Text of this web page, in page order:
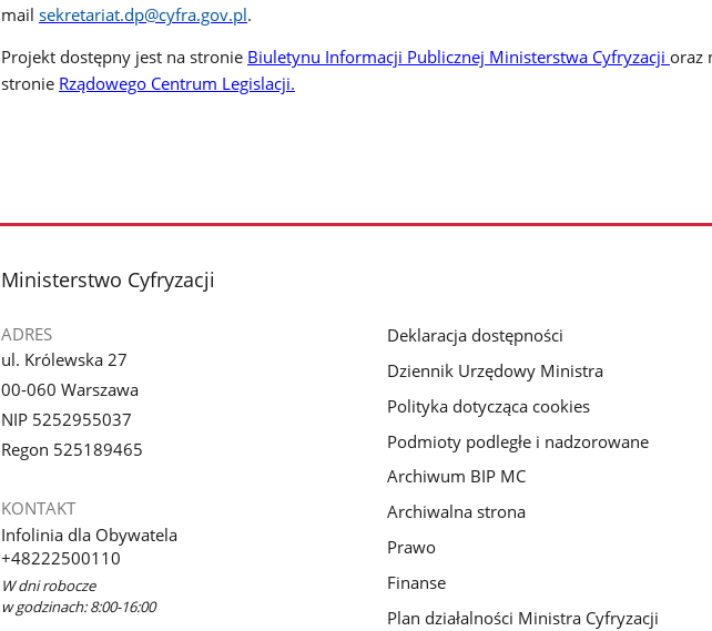
mail sekretariat.dp@cyfra.gov.pl.
Projekt dostępny jest na stronie Biuletynu Informacji Publicznej Ministerstwa Cyfryzacji oraz
stronie Rządowego Centrum Legislacji.
stopka
Ministerstwo Cyfryzacji
ADRES
ul. Królewska 27
00-060 Warszawa
NIP 5252955037
Regon 525189465
KONTAKT
Infolinia dla Obywatela
+48222500110
W dni robocze
w godzinach: 8:00-16:00
Deklaracja dostępności
Dziennik Urzędowy Ministra
Polityka dotycząca cookies
Podmioty podległe i nadzorowane
Archiwum BIP MC
Archiwalna strona
Prawo
Finanse
Plan działalności Ministra Cyfryzacji